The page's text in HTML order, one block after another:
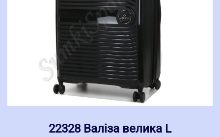
22328 Валіза велика L